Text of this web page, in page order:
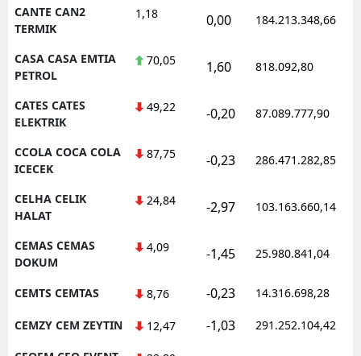
CANTE CAN2
TERMIK
1,18 0,00 184.213.348,66
CASA CASA EMTIA
PETROL
70,05 1,60 818.092,80
CATES CATES
ELEKTRIK
49,22 -0,20 87.089.777,90
CCOLA COCA COLA
ICECEK
87,75 -0,23 286.471.282,85
CELHA CELIK
HALAT
24,84 -2,97 103.163.660,14
CEMAS CEMAS
DOKUM
4,09 -1,45 25.980.841,04
CEMTS CEMTAS 8,76 -0,23 14.316.698,28
CEMZY CEM ZEYTIN 12,47 -1,03 291.252.104,42